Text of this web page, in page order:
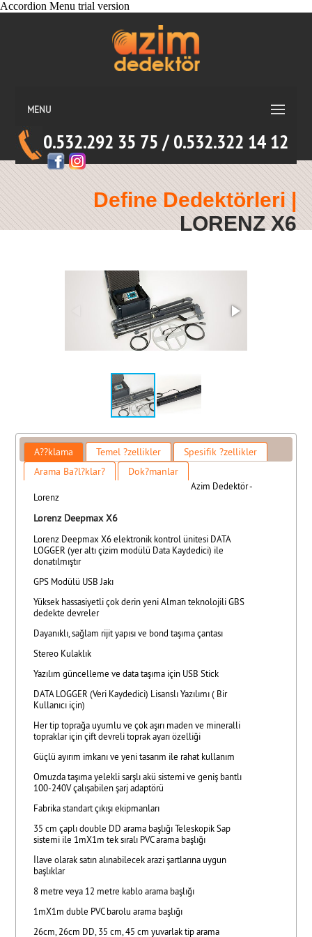
MENU
0.532.292 35 75 / 0.532.322 14 12
Define Dedektörleri |
LORENZ X6
A??klama Temel ?zellikler
Spesifik ?zellikler
Arama Ba?l?klar?
Dok?manlar
Azim Dedektör -
Lorenz
Lorenz Deepmax X6
Lorenz Deepmax X6 elektronik kontrol ünitesi DATA
LOGGER (yer altı çizim modülü Data Kaydedici) ile
donatılmıştır
GPS Modülü USB Jakı
Yüksek hassasiyetli çok derin yeni Alman teknolojili GBS
dedekte devreler
Dayanıklı, sağlam rijit yapısı ve bond taşıma çantası
Stereo Kulaklık
Yazılım güncelleme ve data taşıma için USB Stick
DATA LOGGER (Veri Kaydedici) Lisanslı Yazılımı ( Bir
Kullanıcı için)
Her tip toprağa uyumlu ve çok aşırı maden ve mineralli
topraklar için çift devreli toprak ayarı özelliği
Güçlü ayırım imkanı ve yeni tasarım ile rahat kullanım
Omuzda taşıma yelekli sarşlı akü sistemi ve geniş bantlı
100-240V çalışabilen şarj adaptörü
Fabrika standart çıkışı ekipmanları
35 cm çaplı double DD arama başlığı Teleskopik Sap
sistemi ile 1mX1m tek sıralı PVC arama başlığı
İlave olarak satın alınabilecek arazi şartlarına uygun
başlıklar
8 metre veya 12 metre kablo arama başlığı
1mX1m duble PVC barolu arama başlığı
26cm, 26cm DD, 35 cm, 45 cm yuvarlak tip arama